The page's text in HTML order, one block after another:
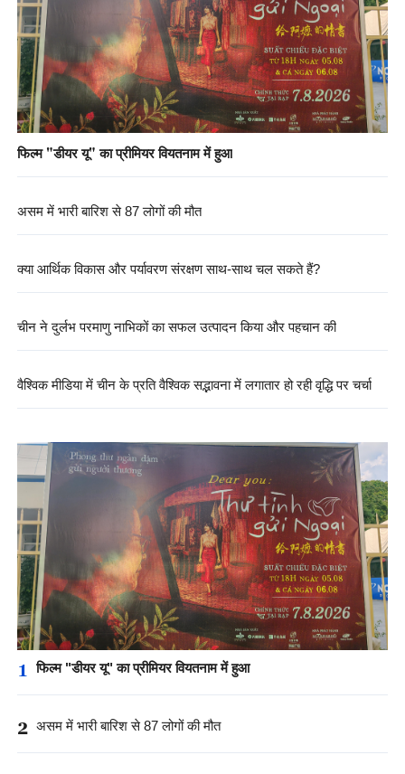
फिल्म "डीयर यू" का प्रीमियर वियतनाम में हुआ
असम में भारी बारिश से 87 लोगों की मौत
क्या आर्थिक विकास और पर्यावरण संरक्षण साथ-साथ चल सकते हैं?
चीन ने दुर्लभ परमाणु नाभिकों का सफल उत्पादन किया और पहचान की
वैश्विक मीडिया में चीन के प्रति वैश्विक सद्भावना में लगातार हो रही वृद्धि पर चर्चा
1 फिल्म "डीयर यू" का प्रीमियर वियतनाम में हुआ
2 असम में भारी बारिश से 87 लोगों की मौत